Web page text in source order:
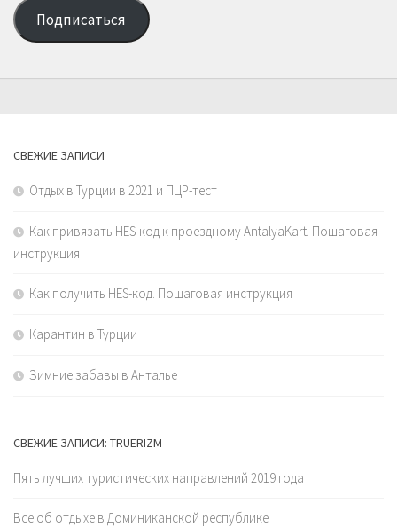
mail
адресПодписаться
СВЕЖИЕ ЗАПИСИ
Отдых в Турции в 2021 и ПЦР-тест
Как привязать HES-код к проездному AntalyaKart. Пошаговая
инструкция
Как получить HES-код. Пошаговая инструкция
Карантин в Турции
Зимние забавы в Анталье
СВЕЖИЕ ЗАПИСИ: TRUERIZM
Пять лучших туристических направлений 2019 года
Все об отдыхе в Доминиканской республике